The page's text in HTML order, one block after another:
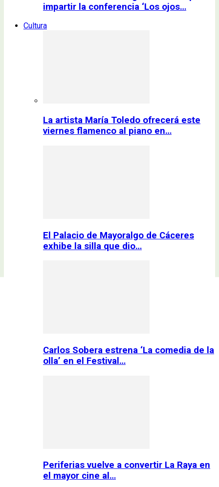
impartir la conferencia ‘Los ojos…
Cultura
La artista María Toledo ofrecerá este
viernes flamenco al piano en…
El Palacio de Mayoralgo de Cáceres
exhibe la silla que dio…
Carlos Sobera estrena ‘La comedia de la
olla’ en el Festival…
Periferias vuelve a convertir La Raya en
el mayor cine al…